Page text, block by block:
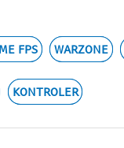
FPS WARZONE
KONTROLER